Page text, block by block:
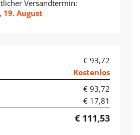
Versandtermin:
August
€ 93,72
Kostenlos
€ 93,72
€ 17,81
€ 111,53